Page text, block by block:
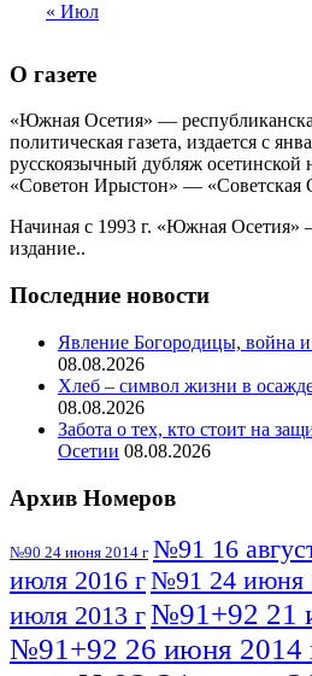
« Июл
О газете
«Южная Осетия» —
политическая газета, издается с
русскоязычный дубляж осетинской
«Советон Ирыстон» — «Советская
Начиная с 1993 г. «Южная Осетия»
издание..
Последние новости
Явление Богородицы, война
08.08.2026
Хлеб – символ жизни в
08.08.2026
Забота о тех, кто стоит на
Осетии 08.08.2026
Архив Номеров
№90 24 июня 2014 г №91 16
июля 2016 г№91 24 июня
июля 2013 г№91+92 21
№91+92 26 июня 2014